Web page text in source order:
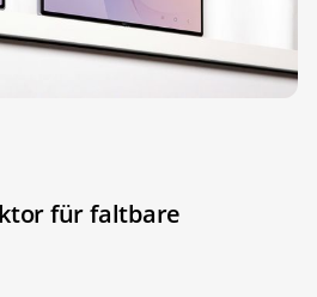
für faltbare